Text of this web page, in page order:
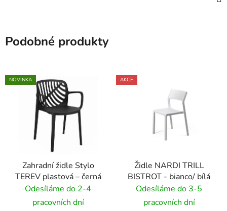
Podobné produkty
NOVINKA
Zahradní židle Stylo
TEREV plastová – černá
Odesíláme do 2-4
pracovních dní
AKCE
Židle NARDI TRILL
BISTROT - bianco/ bílá
Odesíláme do 3-5
pracovních dní